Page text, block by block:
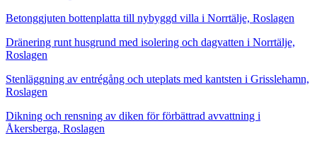
Betonggjuten bottenplatta till nybyggd villa i Norrtälje, Roslagen
Dränering runt husgrund med isolering och dagvatten i Norrtälje,
Roslagen
Stenläggning av entrégång och uteplats med kantsten i Grisslehamn,
Roslagen
Dikning och rensning av diken för förbättrad avvattning i
Åkersberga, Roslagen